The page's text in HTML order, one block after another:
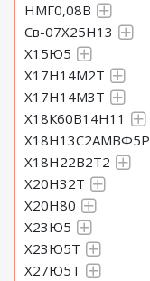
НМГ0,08В
Св-07Х25Н13
Х15Ю5
Х17Н14М2Т
Х17Н14М3Т
Х18К60В14Н11
Х18Н13С2АМВФ5Р
Х18Н22В2Т2
Х20Н32Т
Х20Н80
Х23Ю5
Х23Ю5Т
Х27Ю5Т